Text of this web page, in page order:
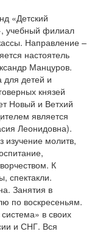
«Детский
учебный филиал
Направление –
настоятель
Манцуров.
для детей и
князей
Новый и Ветхий
является
Леонидовна).
изучение молитв,
К
спектакли.
Занятия в
по воскресеньям.
в своих
и СНГ. Вся